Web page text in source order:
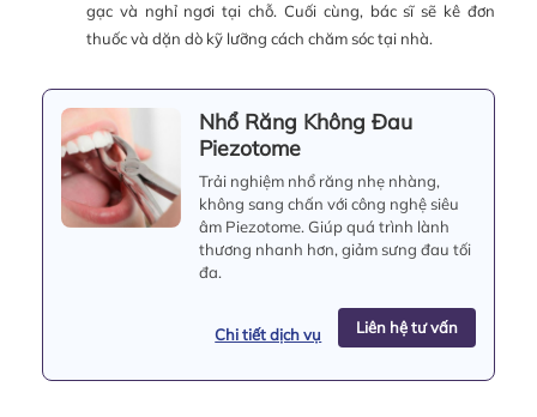
gạc và nghỉ ngơi tại chỗ. Cuối cùng, bác sĩ sẽ kê đơn
thuốc và dặn dò kỹ lưỡng cách chăm sóc tại nhà.
Nhổ Răng Không Đau
Piezotome
Trải nghiệm nhổ răng nhẹ nhàng,
không sang chấn với công nghệ siêu
âm Piezotome. Giúp quá trình lành
thương nhanh hơn, giảm sưng đau tối
đa.
Chi tiết dịch vụ Liên hệ tư vấn